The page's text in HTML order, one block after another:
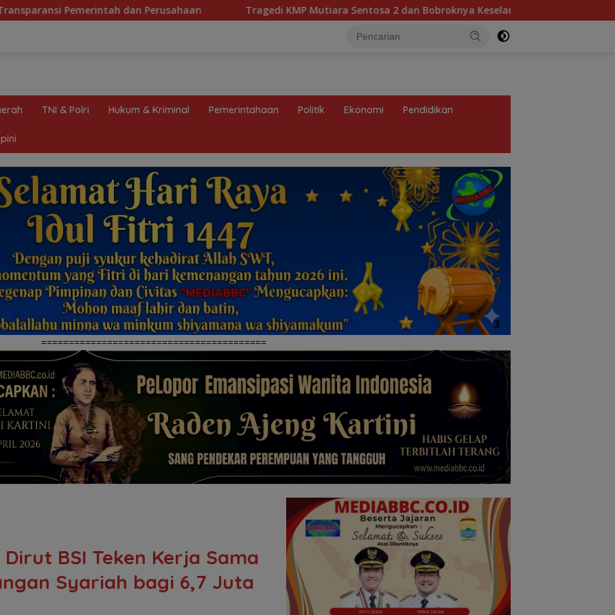
Tragedi KMP Mutiara Sentosa 2 dan Bobroknya Keselamatan Pelayaran: Krisis Implementasi Regulasi
TNI & Polri Hukum & Kriminal Pemerintahaan Politik Ekonomi Pendidikan
=========================================
BSI Teken Kerja Sama
Syariah bagi 6,7 Juta